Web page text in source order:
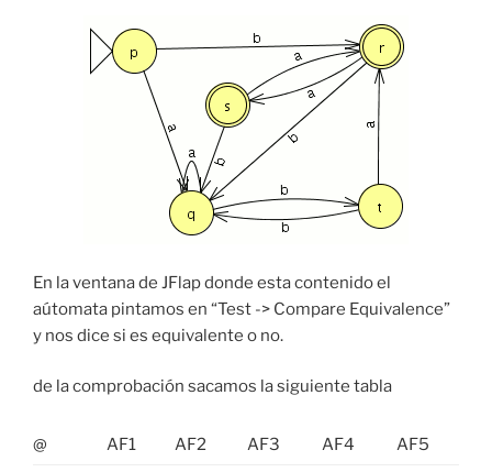
En la ventana de JFlap donde esta contenido el
aútomata pintamos en “Test -> Compare Equivalence”
y nos dice si es equivalente o no.
de la comprobación sacamos la siguiente tabla
@ AF1 AF2 AF3 AF4 AF5